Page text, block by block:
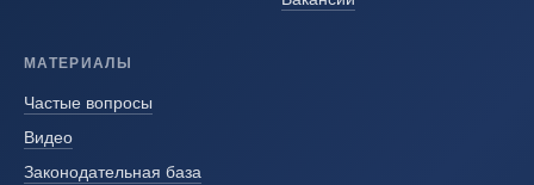
МАТЕРИАЛЫ
Частые вопросы
Видео
Законодательная база